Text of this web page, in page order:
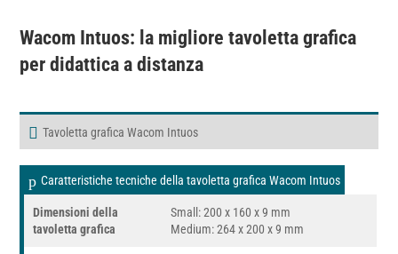
Wacom Intuos: la migliore tavoletta grafica
per didattica a distanza
Tavoletta grafica Wacom Intuos
Dimensioni della
tavoletta grafica
Small: 200 x 160 x 9 mm
Medium: 264 x 200 x 9 mm
Caratteristiche tecniche della tavoletta grafica Wacom Intuos